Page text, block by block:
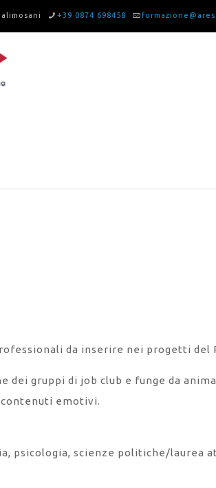
+39 0874 698458
da inserire nei progetti del
dei gruppi di job club e funge da
emotivi.
psicologia, scienze politiche/